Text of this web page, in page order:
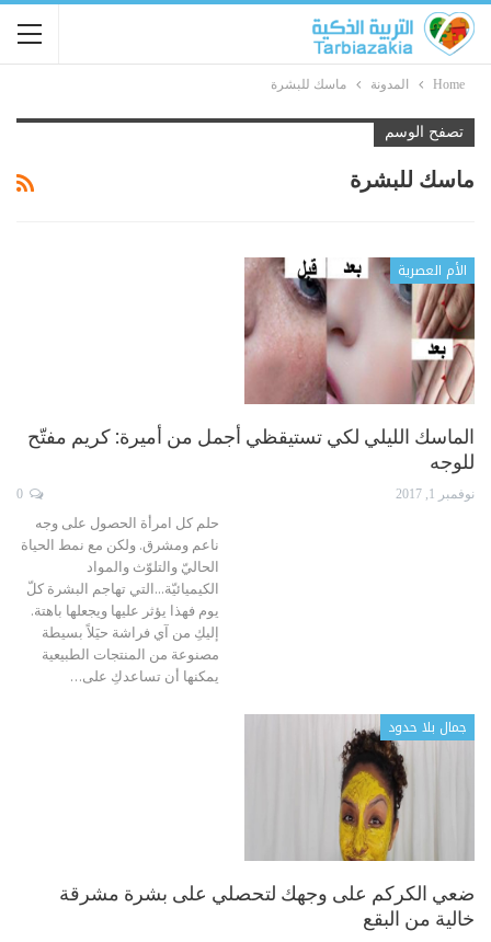
Home المدونة ماسك للبشرة
تصفح الوسم
ماسك للبشرة
الأم العصرية
الماسك الليلي لكي تستيقظي أجمل من أميرة: كريم مفتّح
للوجه
نوفمبر 1, 2017
حلم كل امرأة الحصول على وجه
ناعم ومشرق. ولكن مع نمط الحياة
الحاليّ والتلوّث والمواد
الكيميائيّة...التي تهاجم البشرة كلّ
يوم فهذا يؤثر عليها ويجعلها باهتة.
إليكِ من آي فراشة حيَلاً بسيطة
مصنوعة من المنتجات الطبيعية
يمكنها أن تساعدكِ على…
جمال بلا حدود
ضعي الكركم على وجهك لتحصلي على بشرة مشرقة
خالية من البقع